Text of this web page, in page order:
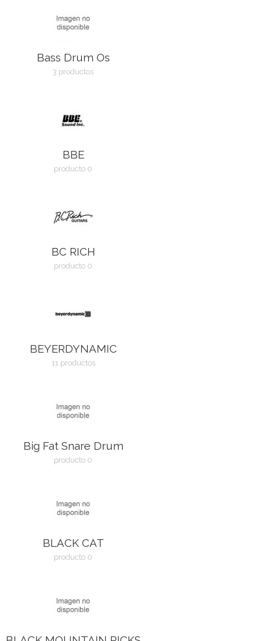
Bass Drum Os
3 productos
BBE
producto 0
BC RICH
producto 0
BEYERDYNAMIC
11 productos
Big Fat Snare Drum
producto 0
BLACK CAT
producto 0